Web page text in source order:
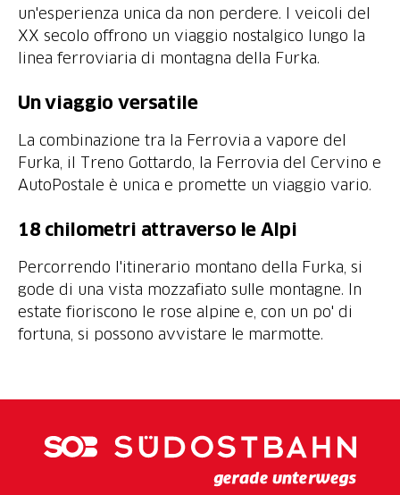
un'esperienza unica da non perdere. I veicoli del
XX secolo offrono un viaggio nostalgico lungo la
linea ferroviaria di montagna della Furka.
Un viaggio versatile
La combinazione tra la Ferrovia a vapore del
Furka, il Treno Gottardo, la Ferrovia del Cervino e
AutoPostale è unica e promette un viaggio vario.
Percorrendo l'itinerario montano della Furka, si
gode di una vista mozzafiato sulle montagne. In
estate fioriscono le rose alpine e, con un po' di